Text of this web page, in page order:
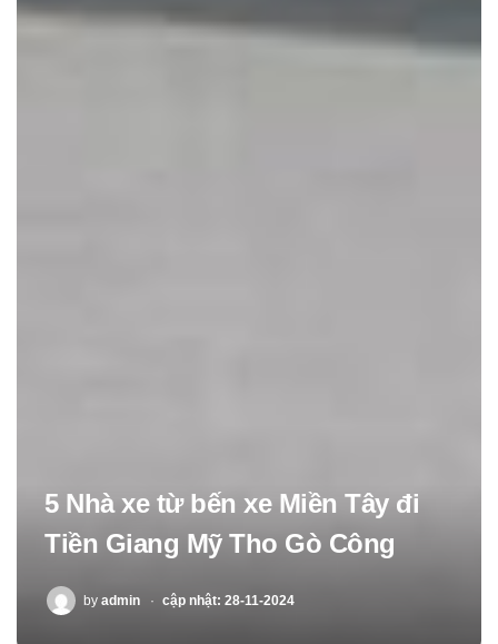
5 Nhà xe từ bến xe Miền Tây đi
Tiền Giang Mỹ Tho Gò Công
POSTED
by admin cập nhật: 28-11-2024